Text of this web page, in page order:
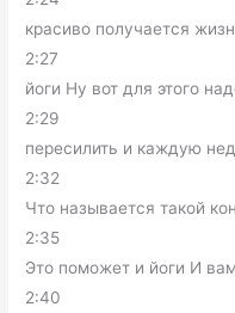
красиво получается
2:27
йоги Ну вот для этого
2:29
пересилить и каждую
2:32
Что называется такой
2:35
Это поможет и йоги И
2:40